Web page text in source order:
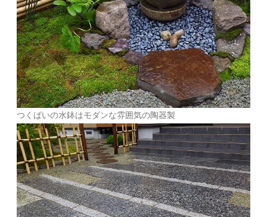
つくばいの水鉢はモダンな雰囲気の陶器製